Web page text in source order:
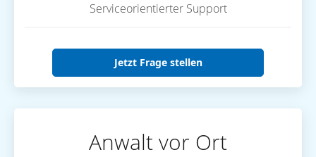
Serviceorientierter Support
Jetzt Frage stellen
Anwalt vor Ort